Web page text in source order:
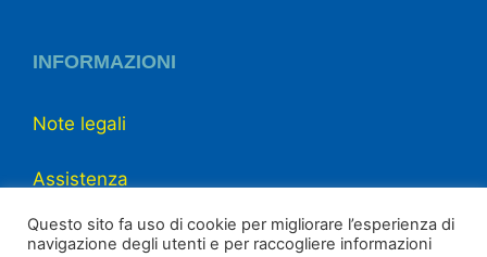
INFORMAZIONI
Note legali
Assistenza
Chi siamo
Questo sito fa uso di cookie per migliorare l’esperienza di
navigazione degli utenti e per raccogliere informazioni